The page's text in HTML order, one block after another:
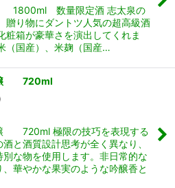
1800ml 数量限定酒 志太泉の
贈り物にダントツ人気の超高級酒
粧箱が豪華さを演出してくれま
（国産）、米麹（国産…
720ml
720ml 極限の技巧を表現する
と酒質設計思考が全く異なり、
な物を使用します。非日常的な
華やかな果実のような吟醸香と